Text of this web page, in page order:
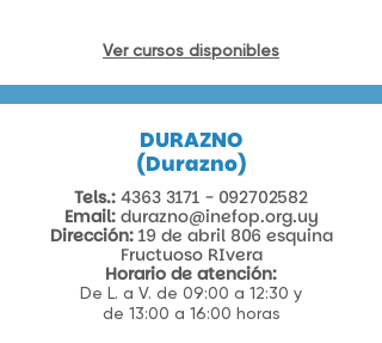
Ver cursos disponibles
DURAZNO
(Durazno)
Tels.: 4363 3171 - 092702582
Email: durazno@inefop.org.uy
Dirección: 19 de abril 806 esquina
Fructuoso RIvera​
Horario de atención:
De L. a V. de 09:00 a 12:30 y
de 13:00 a 16:00 horas